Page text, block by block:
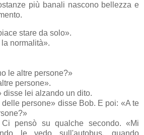
più banali nascono bellezza e
stare da solo».
normalità».
le altre persone?»
persone».
disse lei alzando un dito.
delle persone» disse Bob. E poi: «A te
pensò su qualche secondo. «Mi
le vedo sull'autobus, quando